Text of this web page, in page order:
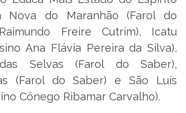
Nova do Maranhão (Farol do
Freire Cutrim), Icatu
Ana Flávia Pereira da Silva),
Selvas (Farol do Saber),
(Farol do Saber) e São Luís
Cônego Ribamar Carvalho).